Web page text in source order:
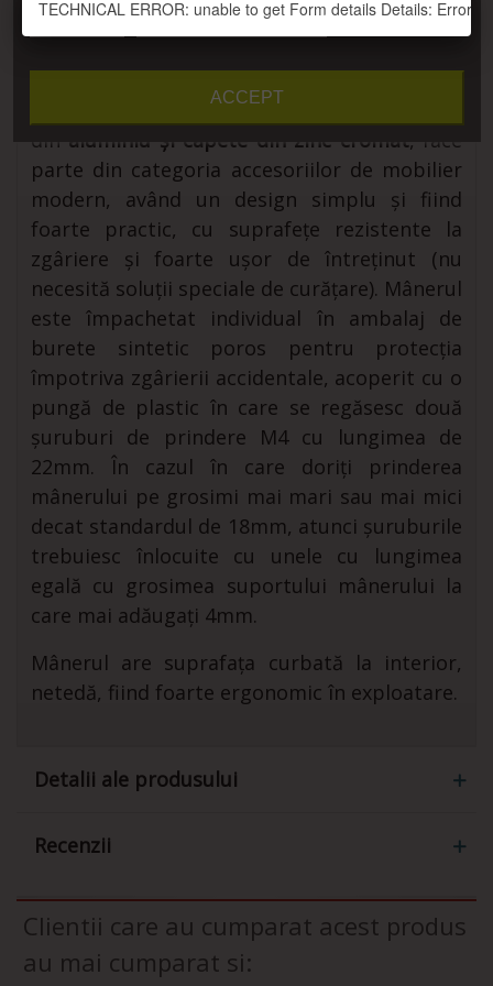
distanța între găuri de 160mm
din aluminiu și capete din zinc cromat, face
parte din categoria accesoriilor de mobilier
modern, având un design simplu și fiind
foarte practic, cu suprafețe rezistente la
zgâriere și foarte ușor de întreținut (nu
necesită soluții speciale de curățare). Mânerul
este împachetat individual în ambalaj de
burete sintetic poros pentru protecția
împotriva zgârierii accidentale, acoperit cu o
pungă de plastic în care se regăsesc două
șuruburi de prindere M4 cu lungimea de
22mm. În cazul în care doriți prinderea
mânerului pe grosimi mai mari sau mai mici
decat standardul de 18mm, atunci șuruburile
trebuiesc înlocuite cu unele cu lungimea
egală cu grosimea suportului mânerului la
care mai adăugați 4mm.
Mânerul are suprafața curbată la interior,
netedă, fiind foarte ergonomic în exploatare.
Detalii ale produsului
Recenzii
Clientii care au cumparat acest produs
au mai cumparat si:
Personalizați cookie-urile
ACCEPT
TECHNICAL ERROR: unable to get Form details Details: Error